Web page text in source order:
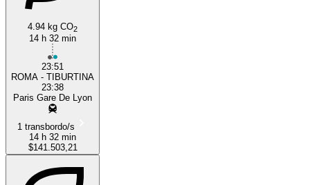
4.94 kg CO2
14 h 32 min
23:51
ROMA - TIBURTINA
23:38
Paris Gare De Lyon
1 transbordo/s
14 h 32 min
$141.503,21